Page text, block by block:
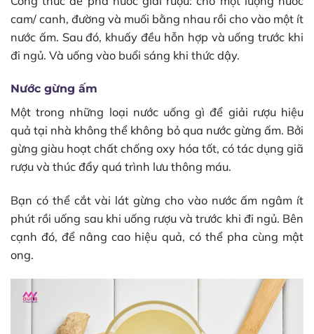
cam/ canh, đường và muối bằng nhau rồi cho vào một ít
nước ấm. Sau đó, khuấy đều hỗn hợp và uống trước khi
đi ngủ. Và uống vào buổi sáng khi thức dậy.
Nước gừng ấm
Một trong những loại nước uống gì để giải rượu hiệu
quả tại nhà không thể không bỏ qua nước gừng ấm. Bởi
gừng giàu hoạt chất chống oxy hóa tốt, có tác dụng giã
rượu và thúc đẩy quá trình lưu thông máu.
Bạn có thể cắt vài lát gừng cho vào nước ấm ngâm ít
phút rồi uống sau khi uống rượu và trước khi đi ngủ. Bên
cạnh đó, để nâng cao hiệu quả, có thể pha cùng mật
ong.